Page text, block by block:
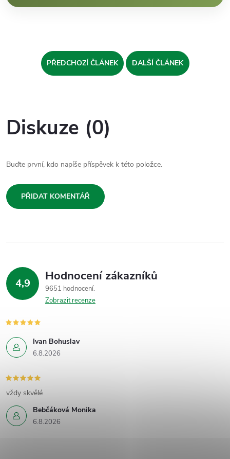
PŘEDCHOZÍ ČLÁNEK DALŠÍ ČLÁNEK
Diskuze (0)
Buďte první, kdo napíše příspěvek k této položce.
PŘIDAT KOMENTÁŘ
4,9 Hodnocení zákazníků
9651 hodnocení
Zobrazit recenze
Ivan Bohuslav
6.8.2026
Bebčáková Monika
6.8.2026
vždy skvělé